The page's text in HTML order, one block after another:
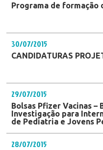
Programa de formação
30/07/2015
CANDIDATURAS
29/07/2015
Bolsas Pfizer Vacinas –
Investigação para
de Pediatria e Jovens
28/07/2015